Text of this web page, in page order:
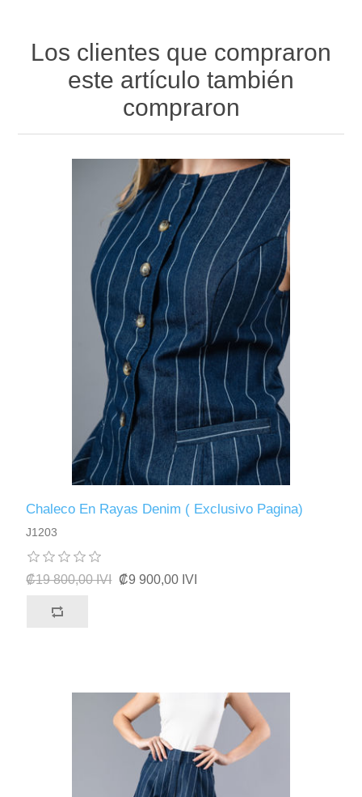
Los clientes que compraron
este artículo también
compraron
Chaleco En Rayas Denim ( Exclusivo Pagina)
J1203
₡19 800,00 IVI ₡9 900,00 IVI